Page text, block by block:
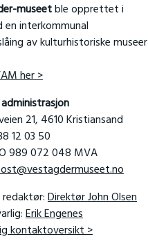
museetble opprettet i
en interkommunal
av kulturhistoriske museer
her >
21, 4610 Kristiansand
12 03 50
989 072 048 MVA
Direktør John Olsen
Erik Engenes
kontaktoversikt >